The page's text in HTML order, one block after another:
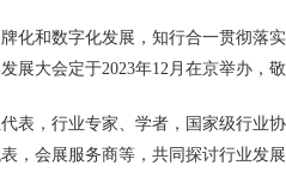
化和数字化发展，知行合一贯彻落
大会定于2023年12月在京举办，敬
表，行业专家、学者，国家级行业
，会展服务商等，共同探讨行业发